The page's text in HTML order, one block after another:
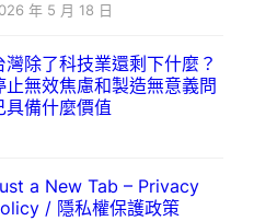
年 5 月 18 日
灣除了科技業還剩下什麼？
止無效焦慮和製造無意義問
具備什麼價值
a New Tab – Privacy
/ 隱私權保護政策